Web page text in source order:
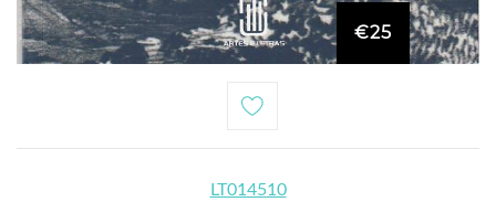
€25
LT014510